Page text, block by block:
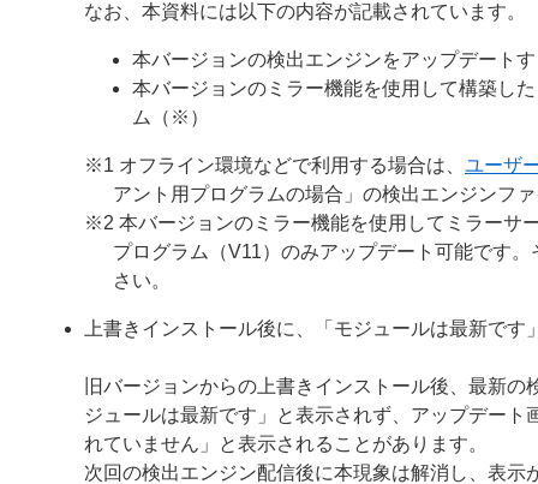
なお、本資料には以下の内容が記載されています。
本バージョンの検出エンジンをアップデート
本バージョンのミラー機能を使用して構築し
ム（※）
※1 オフライン環境などで利用する場合は、 ユーザ
アント用プログラムの場合」の検出エンジンフ
※2 本バージョンのミラー機能を使用してミラーサ
プログラム（V11）のみアップデート可能です
さい。
上書きインストール後に、「モジュールは最新です
旧バージョンからの上書きインストール後、最新
ジュールは最新です」と表示されず、アップデー
れていません」と表示されることがあります。
次回の検出エンジン配信後に本現象は解消し、表示